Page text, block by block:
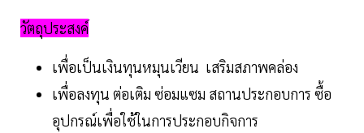
วัตถุประสงค์
เพื่อเป็นเงินทุนหมุนเวียน เสริมสภาพคล่อง
เพื่อลงทุน ต่อเติม ซ่อมแซม สถานประกอบการ ซื้อ
อุปกรณ์เพื่อใช้ในการประกอบกิจการ